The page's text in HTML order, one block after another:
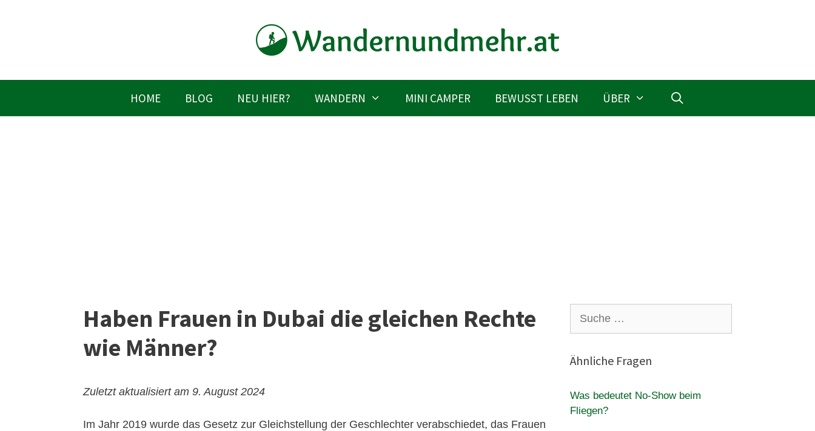
HOME BLOG NEU HIER? WANDERN MINI CAMPER BEWUSST LEBEN ÜBER
Haben Frauen in Dubai die gleichen Rechte
wie Männer?
Zuletzt aktualisiert am 9. August 2024
Im Jahr 2019 wurde das Gesetz zur Gleichstellung der Geschlechter verabschiedet, das Frauen
nach:
Ähnliche Fragen
Was bedeutet No-Show beim
Fliegen?